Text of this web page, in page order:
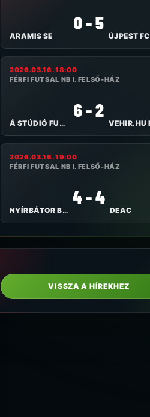
ARAMIS SE
0 - 5
ÚJPEST FC
2026.03.16. 18:00
FÉRFI FUTSAL NB I. FELSŐ-HÁZ
Á STÚDIÓ FUTSAL NYÍREGYHÁZA
6 - 2
2026.03.16. 19:00
FÉRFI FUTSAL NB I. FELSŐ-HÁZ
NYÍRBÁTOR B-KERÉP
4 - 4
DEAC
VISSZA A HÍREKHEZ